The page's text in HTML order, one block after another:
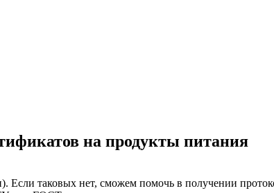
на продукты питания
Если таковых нет, сможем помочь в получении